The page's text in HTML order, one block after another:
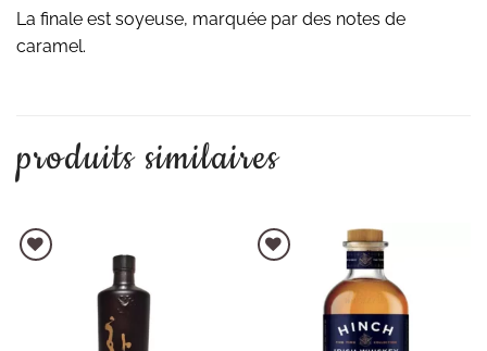
La finale est soyeuse, marquée par des notes de
caramel.
produits similaires
AJOUTER À LA LISTE D'ENVIES AJOUTER À LA LISTE D'ENVIES